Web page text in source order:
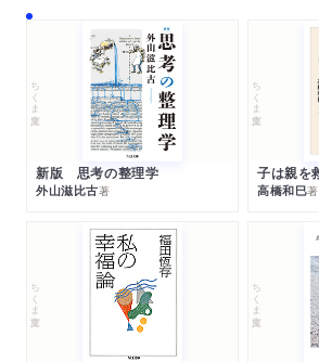
ちくま文庫
新版 思考の整理学
外山滋比古著
ちくま文庫
高橋和巳著
ちくま文庫 ちくま文庫